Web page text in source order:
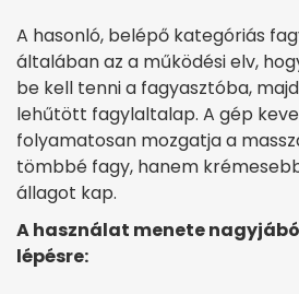
A hasonló, belépő kategóriás
általában az a működési elv,
be kell tenni a fagyasztóba,
lehűtött fagylaltalap. A gép
folyamatosan mozgatja a
tömbbé fagy, hanem
állagot kap.
A használat menete
lépésre: